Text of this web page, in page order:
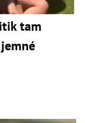
tam